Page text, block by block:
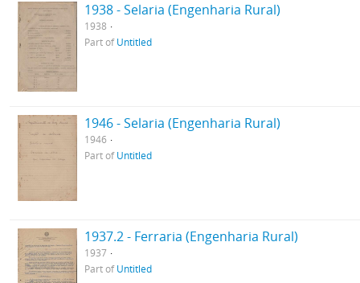
1938 - Selaria (Engenharia Rural)
1938
Part ofUntitled
1946 - Selaria (Engenharia Rural)
1946
Part ofUntitled
1937.2 - Ferraria (Engenharia Rural)
1937
Part ofUntitled